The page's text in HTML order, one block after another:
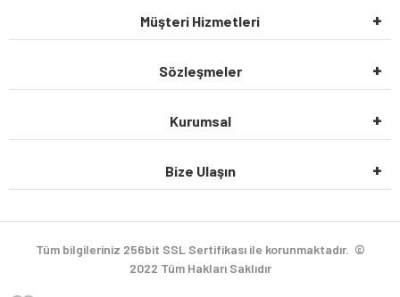
Müşteri Hizmetleri
Sözleşmeler
Kurumsal
Bize Ulaşın
Tüm bilgileriniz 256bit SSL Sertifikası ile korunmaktadır. ©
2022 Tüm Hakları Saklıdır